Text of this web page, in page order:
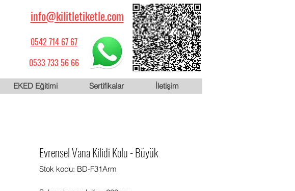
info@kilitletiketle.com
0542 714 67 67
0533 733 56 66
EKED Eğitimi Sertifikalar İletişim
Evrensel Vana Kilidi Kolu - Büyük
Stok kodu: BD-F31Arm